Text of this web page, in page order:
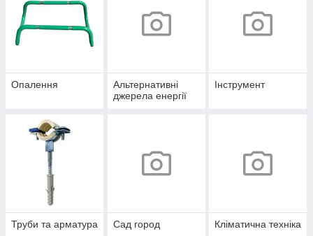
Опалення
Альтернативні
джерела енергії
Інструмент
Труби та арматура Сад город Кліматична техніка